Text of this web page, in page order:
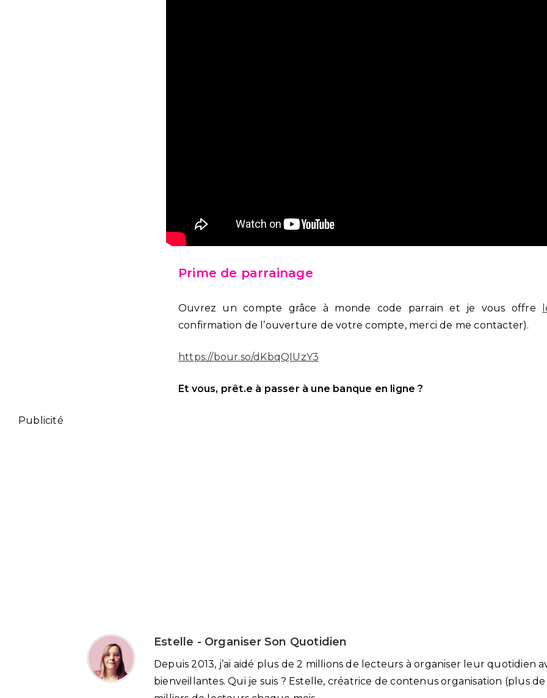
Prime de parrainage
Ouvrez un compte grâce à monde code parrain et je vous offre
confirmation de l’ouverture de votre compte, merci de me contacter).
https://bour.so/dKbqQIUzY3
Et vous, prêt.e à passer à une banque en ligne ?
Publicité
Estelle - Organiser Son Quotidien
Depuis 2013, j’ai aidé plus de 2 millions de lecteurs à organiser leur quotidien
bienveillantes. Qui je suis ? Estelle, créatrice de contenus organisation (plus